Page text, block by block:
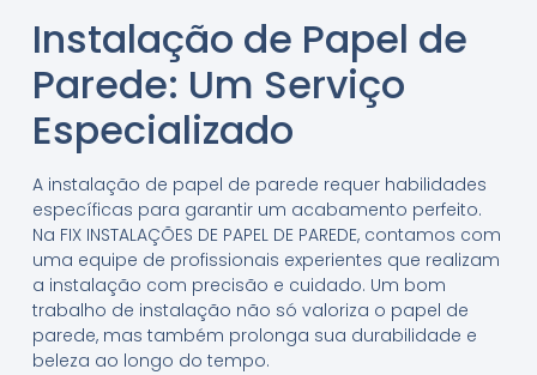
Instalação de Papel de
Parede: Um Serviço
Especializado
A instalação de papel de parede requer habilidades
específicas para garantir um acabamento perfeito.
Na FIX INSTALAÇÕES DE PAPEL DE PAREDE, contamos com
uma equipe de profissionais experientes que realizam
a instalação com precisão e cuidado. Um bom
trabalho de instalação não só valoriza o papel de
parede, mas também prolonga sua durabilidade e
beleza ao longo do tempo.